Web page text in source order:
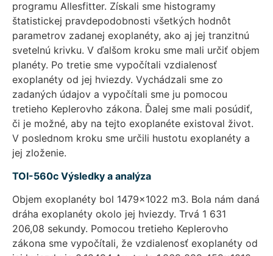
programu Allesfitter. Získali sme histogramy
štatistickej pravdepodobnosti všetkých hodnôt
parametrov zadanej exoplanéty, ako aj jej tranzitnú
svetelnú krivku. V ďalšom kroku sme mali určiť objem
planéty. Po tretie sme vypočítali vzdialenosť
exoplanéty od jej hviezdy. Vychádzali sme zo
zadaných údajov a vypočítali sme ju pomocou
tretieho Keplerovho zákona. Ďalej sme mali posúdiť,
či je možné, aby na tejto exoplanéte existoval život.
V poslednom kroku sme určili hustotu exoplanéty a
jej zloženie.
TOI-560c Výsledky a analýza
Objem exoplanéty bol 1479×1022 m3. Bola nám daná
dráha exoplanéty okolo jej hviezdy. Trvá 1 631
206,08 sekundy. Pomocou tretieho Keplerovho
zákona sme vypočítali, že vzdialenosť exoplanéty od